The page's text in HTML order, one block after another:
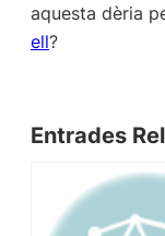
aquesta dèria
ell?
Entrades